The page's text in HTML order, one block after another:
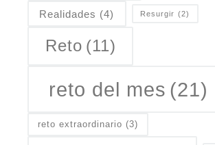
Realidades (4) Resurgir (2)
Reto (11)
reto del mes (21)
reto extraordinario (3)